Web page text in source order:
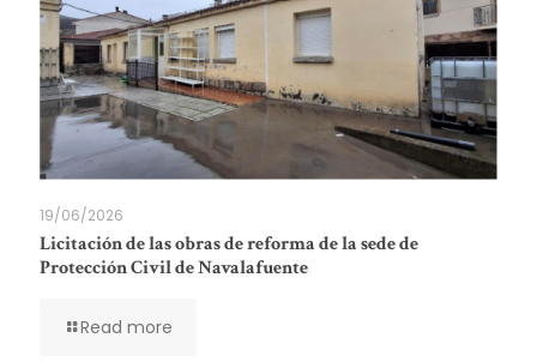
19/06/2026
Licitación de las obras de reforma de la sede de
Protección Civil de Navalafuente
Read more